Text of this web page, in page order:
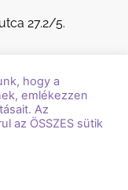
27.2/5.
hogy a
emlékezzen
Az
az ÖSSZES sütik